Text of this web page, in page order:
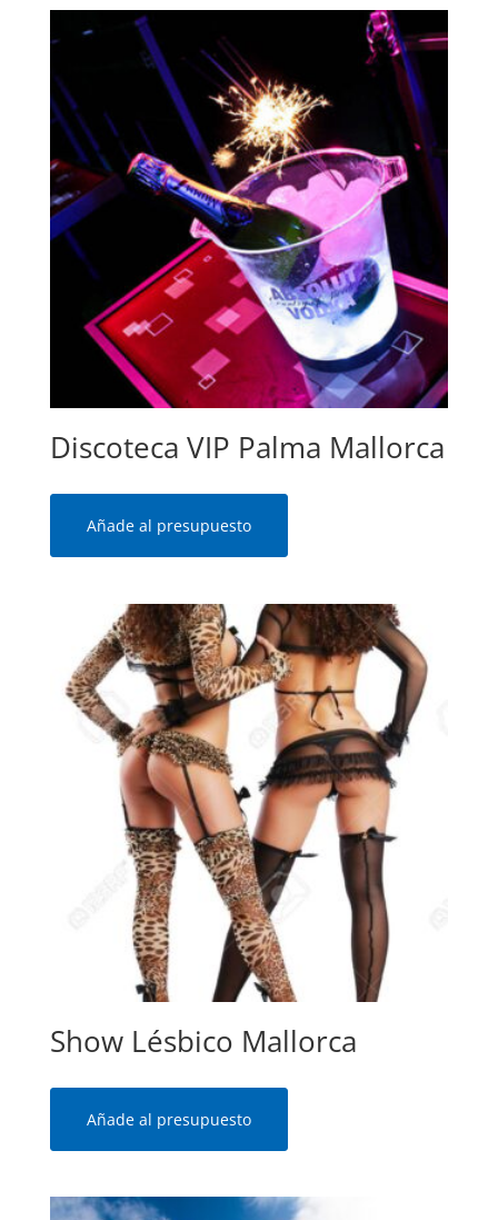
Discoteca VIP Palma Mallorca
Añade al presupuesto
Show Lésbico Mallorca
Añade al presupuesto